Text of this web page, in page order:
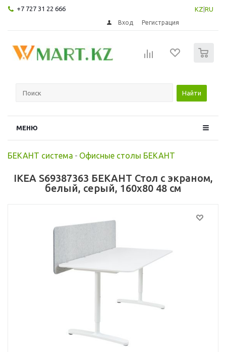
+7 727 31 22 666 KZ RU
Вход Регистрация
Найти
МЕНЮ
БЕКАНТ система - Офисные столы БЕКАНТ
IKEA S69387363 БЕКАНТ Стол с экраном,
белый, серый, 160x80 48 см